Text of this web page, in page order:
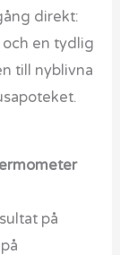
direkt:
en tydlig
till nyblivna
på